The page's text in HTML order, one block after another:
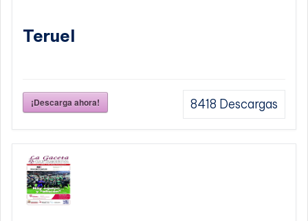
Teruel
¡Descarga ahora! 8418 Descargas